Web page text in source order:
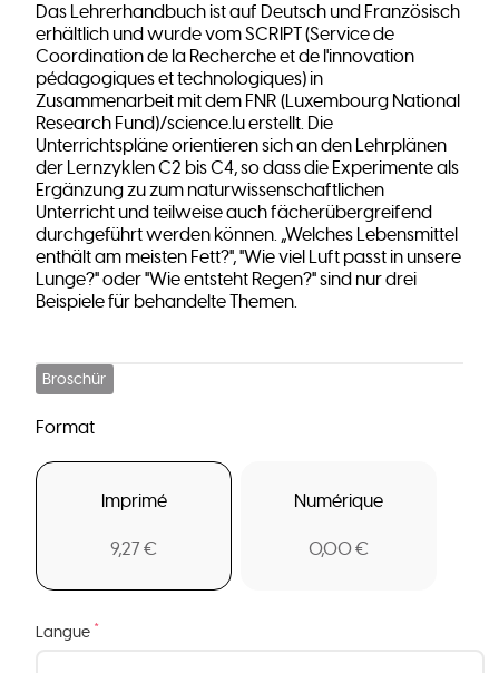
Das Lehrerhandbuch ist auf Deutsch und Französisch
erhältlich und wurde vom SCRIPT (Service de
Coordination de la Recherche et de l'innovation
pédagogiques et technologiques) in
Zusammenarbeit mit dem FNR (Luxembourg National
Research Fund)/science.lu erstellt. Die
Unterrichtspläne orientieren sich an den Lehrplänen
der Lernzyklen C2 bis C4, so dass die Experimente als
Ergänzung zu zum naturwissenschaftlichen
Unterricht und teilweise auch fächerübergreifend
durchgeführt werden können. „Welches Lebensmittel
enthält am meisten Fett?", "Wie viel Luft passt in unsere
Lunge?" oder "Wie entsteht Regen?" sind nur drei
Beispiele für behandelte Themen.
Broschür
Format
Imprimé
9,27 €
Numérique
0,00 €
Langue *